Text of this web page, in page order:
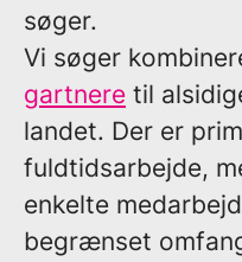
søger.
Vi søger
gartnere til
landet. Der er
fuldtidsarbejde,
enkelte
begrænset